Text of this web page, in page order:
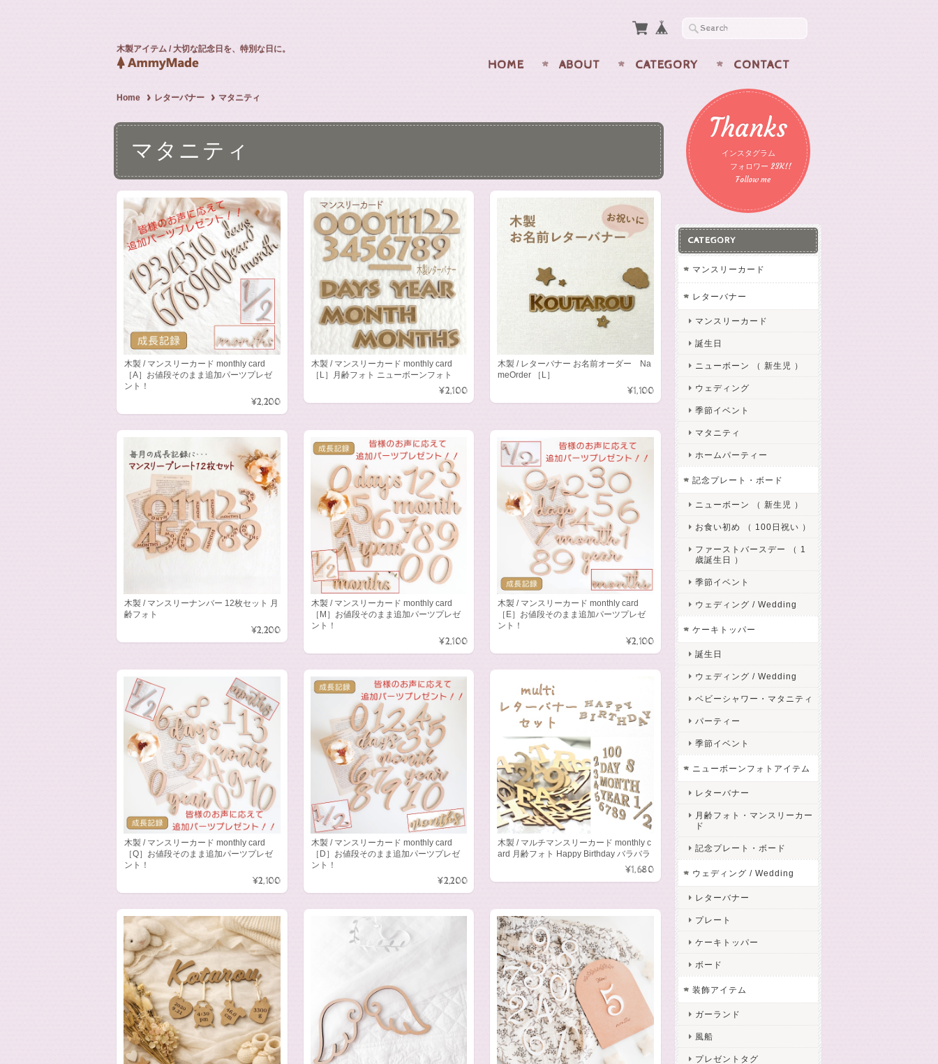
木製アイテム / 大切な記念日を、特別な日に。
HOME ABOUT CATEGORY CONTACT
Home レターバナー マタニティ
マタニティ
木製 / マンスリーカード monthly card
［A］お値段そのまま追加パーツプレゼ
ント！
¥2,200
木製 / マンスリーカード monthly card
［L］月齢フォト ニューボーンフォト
¥2,100
木製 / レターバナー お名前オーダー Na
meOrder ［L］
¥1,100
木製 / マンスリーナンバー 12枚セット 月
齢フォト
¥2,200
木製 / マンスリーカード monthly card
［M］お値段そのまま追加パーツプレゼ
ント！
¥2,100
木製 / マンスリーカード monthly card
［E］お値段そのまま追加パーツプレゼ
ント！
¥2,100
木製 / マンスリーカード monthly card
［Q］お値段そのまま追加パーツプレゼ
ント！
¥2,100
木製 / マンスリーカード monthly card
［D］お値段そのまま追加パーツプレゼ
ント！
¥2,200
木製 / マルチマンスリーカード monthly c
ard 月齢フォト Happy Birthday バラバラ
¥1,680
Thanks
インスタグラム
フォロワー 23K!!
Follow me
CATEGORY
マンスリーカード
レターバナー
マンスリーカード
誕生日
ニューボーン （ 新生児 ）
ウェディング
季節イベント
マタニティ
ホームパーティー
記念プレート・ボード
ニューボーン （ 新生児 ）
お食い初め （ 100日祝い ）
ファーストバースデー （ 1
歳誕生日 ）
季節イベント
ウェディング / Wedding
ケーキトッパー
誕生日
ウェディング / Wedding
ベビーシャワー・マタニティ
パーティー
季節イベント
ニューボーンフォトアイテム
レターバナー
月齢フォト・マンスリーカー
ド
記念プレート・ボード
ウェディング / Wedding
レターバナー
プレート
ケーキトッパー
ボード
装飾アイテム
ガーランド
風船
プレゼントタグ